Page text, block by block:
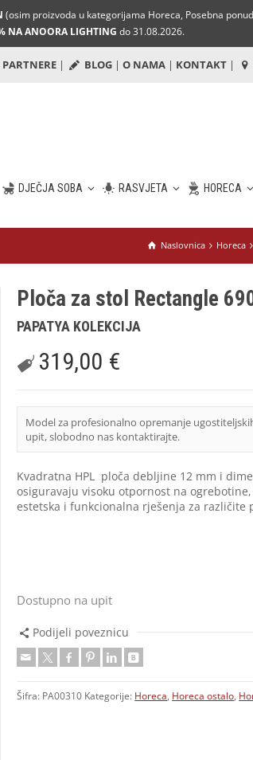
(osim proizvoda u kategorijama Horeca, Posebna
NA ANOORA LIGHTING do 31.08.2026.
| BLOG | O NAMA | KONTAKT |
DJEČJA SOBA RASVJETA HORECA
Naslovnica Horeca
Ploča za stol Rectangle
PAPATYA KOLEKCIJA
319,00 €
Model za profesionalno opremanje
upit, slobodno nas kontaktirajte.
Kvadratna HPL ploča debljine 12 mm i
osiguravaju visoku otpornost na
estetska i funkcionalna rješenja za različite
Dostupno na upit
Podijeli poveznicu
Šifra: PA00310 Kategorije: Horeca Horeca ostalo